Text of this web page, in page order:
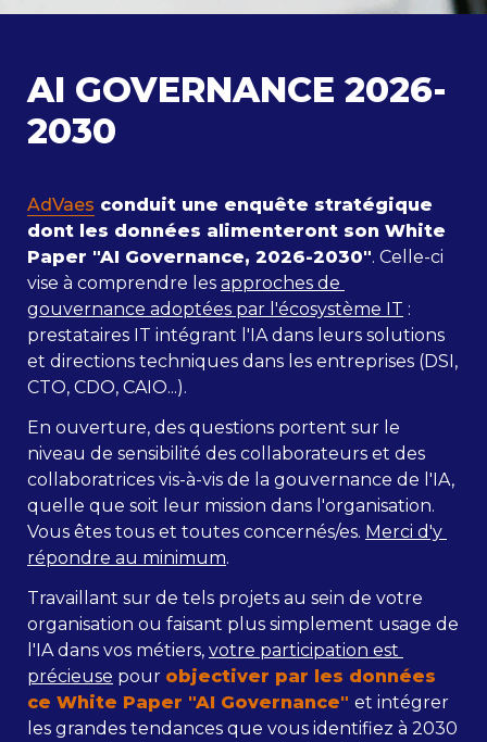
AI GOVERNANCE 2026-
2030
AdVaes conduit une enquête stratégique
dont les données alimenteront son White
Paper "AI Governance, 2026-2030". Celle-ci
vise à comprendre les approches de
gouvernance adoptées par l'écosystème IT :
prestataires IT intégrant l'IA dans leurs solutions
et directions techniques dans les entreprises (DSI,
CTO, CDO, CAIO...).
En ouverture, des questions portent sur le
niveau de sensibilité des collaborateurs et des
collaboratrices vis-à-vis de la gouvernance de l'IA,
quelle que soit leur mission dans l'organisation.
Vous êtes tous et toutes concernés/es. Merci d'y
répondre au minimum.
Travaillant sur de tels projets au sein de votre
organisation ou faisant plus simplement usage de
l'IA dans vos métiers, votre participation est
précieuse pour objectiver par les données
ce White Paper "AI Governance" et intégrer
les grandes tendances que vous identifiez à 2030